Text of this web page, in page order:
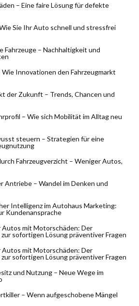
– Eine faire Lösung für defekte
Sie Ihr Auto schnell und stressfrei
Fahrzeuge – Nachhaltigkeit und
Innovationen den Fahrzeugmarkt
der Zukunft – Trends, Chancen und
– Wie sich Mobilität im Alltag neu
steuern – Strategien für eine
Fahrzeugverzicht – Weniger Autos,
Antriebe – Wandel im Denken und
Intelligenz im Autohaus Marketing:
Kundenansprache
mit Motorschäden: Der
sofortigen Lösung präventiver Fragen
mit Motorschäden: Der
sofortigen Lösung präventiver Fragen
und Nutzung – Neue Wege im
– Wenn aufgeschobene Mängel